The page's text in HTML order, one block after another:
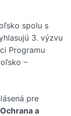
spolu s
3. výzvu
Programu
–
pre
Ochrana a